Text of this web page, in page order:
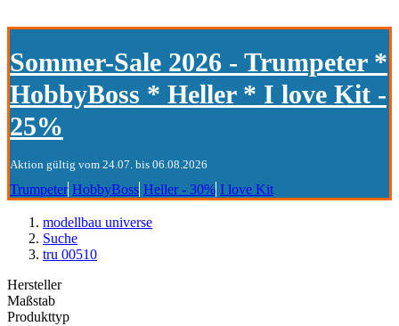
Sommer-Sale 2026 - Trumpeter *
HobbyBoss * Heller * I love Kit -
25%
Aktion gültig vom 24.07. bis 06.08.2026
Trumpeter HobbyBoss Heller - 30% I love Kit
modellbau universe
Suche
tru 00510
Hersteller
Maßstab
Produkttyp